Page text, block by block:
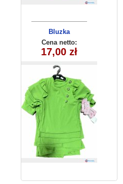
Bluzka
dziecieca
(6-16）6szt
Cena netto:
17,00 zł